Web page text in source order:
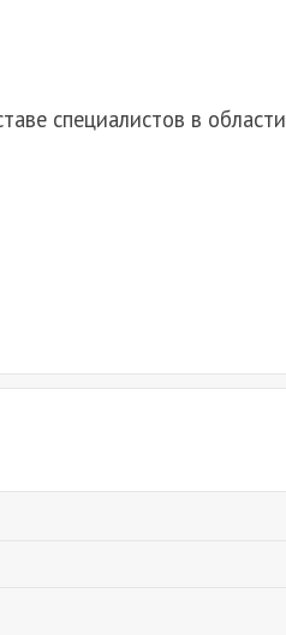
специалистов в области